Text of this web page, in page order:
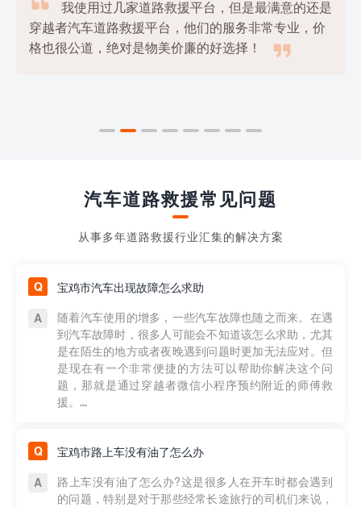
我使用过几家道路救援平台，但是最满意的还是
穿越者汽车道路救援平台，他们的服务非常专业，价
格也很公道，绝对是物美价廉的好选择！

汽车道路救援常见问题
从事多年道路救援行业汇集的解决方案
宝鸡市汽车出现故障怎么求助
随着汽车使用的增多，一些汽车故障也随之而来。在遇
到汽车故障时，很多人可能会不知道该怎么求助，尤其
是在陌生的地方或者夜晚遇到问题时更加无法应对。但
是现在有一个非常便捷的方法可以帮助你解决这个问
题，那就是通过穿越者微信小程序预约附近的师傅救
援。...
宝鸡市路上车没有油了怎么办
路上车没有油了怎么办?这是很多人在开车时都会遇到
的问题，特别是对于那些经常长途旅行的司机们来说，